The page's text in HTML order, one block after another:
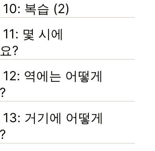
복습 (2)
몇 시에
?
역에는 어떻게
거기에 어떻게